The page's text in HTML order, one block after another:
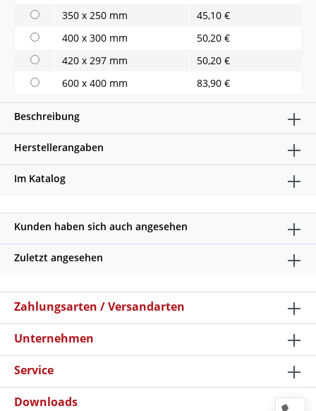
350 x 250 mm
45,10 €
400 x 300 mm
50,20 €
420 x 297 mm
50,20 €
600 x 400 mm
83,90 €
Beschreibung
Herstellerangaben
Im Katalog
Kunden haben sich auch angesehen
Zuletzt angesehen
Zahlungsarten / Versandarten
Unternehmen
Service
Downloads